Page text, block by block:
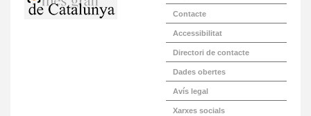
Contacte
Accessibilitat
Directori de contacte
Dades obertes
Avís legal
Xarxes socials